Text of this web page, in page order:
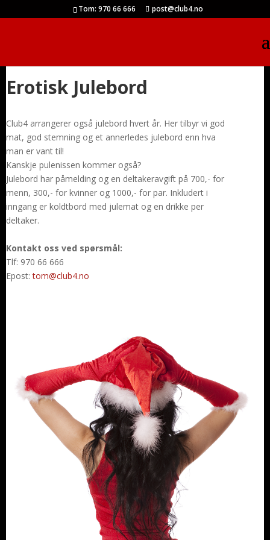
Tom: 970 66 666 post@club4.no
Erotisk Julebord
Club4 arrangerer også julebord hvert år. Her tilbyr vi god
mat, god stemning og et annerledes julebord enn hva
man er vant til!
Kanskje pulenissen kommer også?
Julebord har påmelding og en deltakeravgift på 700,- for
menn, 300,- for kvinner og 1000,- for par. Inkludert i
inngang er koldtbord med julemat og en drikke per
deltaker.
Kontakt oss ved spørsmål:
Tlf: 970 66 666
Epost:tom@club4.no